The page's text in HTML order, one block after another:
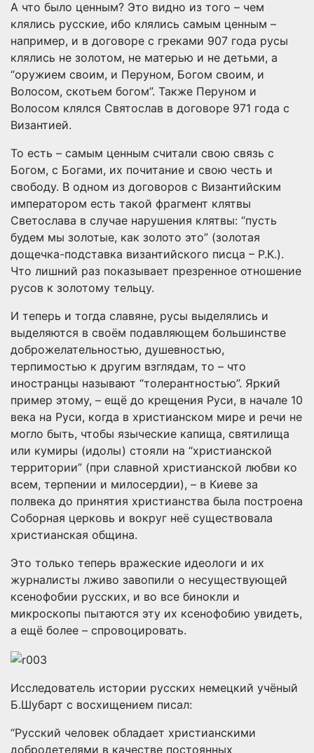
А что было ценным? Это видно из того – чем
клялись русские, ибо клялись самым ценным –
например, и в договоре с греками 907 года русы
клялись не золотом, не матерью и не детьми, а
“оружием своим, и Перуном, Богом своим, и
Волосом, скотьем богом”. Также Перуном и
Волосом клялся Святослав в договоре 971 года с
Византией.
То есть – самым ценным считали свою связь с
Богом, с Богами, их почитание и свою честь и
свободу. В одном из договоров с Византийским
императором есть такой фрагмент клятвы
Светослава в случае нарушения клятвы: “пусть
будем мы золотые, как золото это” (золотая
дощечка-подставка византийского писца – Р.К.).
Что лишний раз показывает презренное отношение
русов к золотому тельцу.
И теперь и тогда славяне, русы выделялись и
выделяются в своём подавляющем большинстве
доброжелательностью, душевностью,
терпимостью к другим взглядам, то – что
иностранцы называют “толерантностью”. Яркий
пример этому, – ещё до крещения Руси, в начале 10
века на Руси, когда в христианском мире и речи не
могло быть, чтобы языческие капища, святилища
или кумиры (идолы) стояли на “христианской
территории” (при славной христианской любви ко
всем, терпении и милосердии), – в Киеве за
полвека до принятия христианства была построена
Соборная церковь и вокруг неё существовала
христианская община.
Это только теперь вражеские идеологи и их
журналисты лживо завопили о несуществующей
ксенофобии русских, и во все бинокли и
микроскопы пытаются эту их ксенофобию увидеть,
а ещё более – спровоцировать.
Исследователь истории русских немецкий учёный
Б.Шубарт с восхищением писал:
“Русский человек обладает христианскими
добродетелями в качестве постоянных